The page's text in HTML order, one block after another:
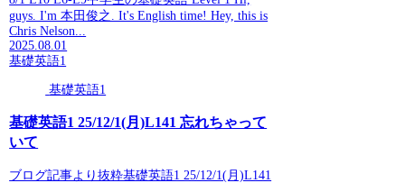
guys. I'm 本田俊之. It's English time! Hey, this is
Chris Nelson...
2025.08.01
基礎英語1
基礎英語1
基礎英語1 25/12/1(月)L141 忘れちゃって
いて
ブログ記事より抜粋基礎英語1 25/12/1(月)L141